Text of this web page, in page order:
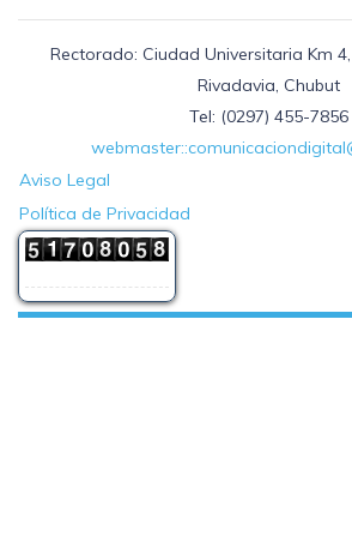
Rectorado: Ciudad Universitaria Km
Rivadavia, Chubut
Tel: (0297) 455-7856
Aviso Legal
Política de Privacidad